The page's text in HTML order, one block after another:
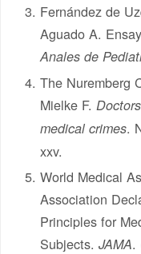
Fernández de
Aguado A.
Anales de
The Nuremberg
Mielke F.
medical crimes.
xxv.
World Medical
Association
Principles for
Subjects. JAMA.